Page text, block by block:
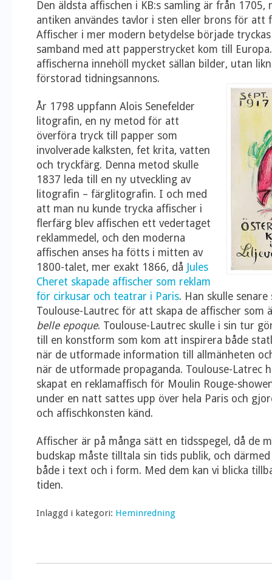
Den äldsta affischen i KB:s samling är från 1705,
antiken användes tavlor i sten eller brons för att
Affischer i mer modern betydelse började
samband med att papperstrycket kom till
affischerna innehöll mycket sällan bilder, utan
förstorad tidningsannons.
År 1798 uppfann Alois Senefelder
litografin, en ny metod för att
överföra tryck till papper som
involverade kalksten, fet krita, vatten
och tryckfärg. Denna metod skulle
1837 leda till en ny utveckling av
litografin – färglitografin. I och med
att man nu kunde trycka affischer i
flerfärg blev affischen ett vedertaget
reklammedel, och den moderna
affischen anses ha fötts i mitten av
1800-talet, mer exakt 1866, då Jules
Cheret skapade affischer som reklam
för cirkusar och teatrar i Paris. Han skulle
Toulouse-Lautrec för att skapa de affischer som
belle epoque. Toulouse-Lautrec skulle i sin tur
till en konstform som kom att inspirera både
när de utformade information till allmänheten
när de utformade propaganda. Toulouse-Latrec
skapat en reklamaffisch för Moulin Rouge-
under en natt sattes upp över hela Paris och
och affischkonsten känd.
Affischer är på många sätt en tidsspegel, då de
budskap måste tilltala sin tids publik, och
både i text och i form. Med dem kan vi blicka
tiden.
Inlaggd i kategori: Heminredning